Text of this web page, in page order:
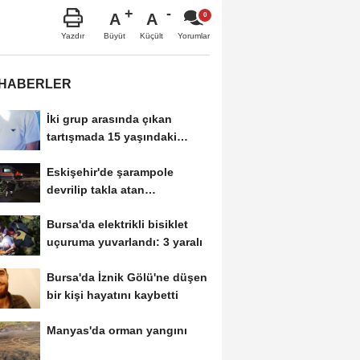
Yazdır
A
Büyüt
A
Küçült Yorumlar
İki grup arasında çıkan
tartışmada 15 yaşındaki
Eskişehir'de şarampole
devrilip takla atan
Bursa'da elektrikli bisiklet
uçuruma yuvarlandı: 3 yaralı
Bursa'da İznik Gölü'ne düşen
bir kişi hayatını kaybetti
Manyas'da orman yangını